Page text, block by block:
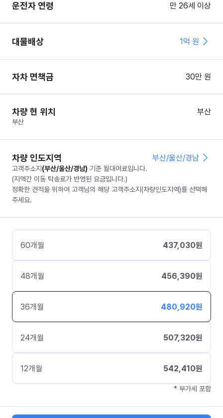
운전자 연령 만 26세 이상
대물배상 1억 원
자차 면책금 30만 원
차량 현 위치 부산
부산
차량 인도지역 부산/울산/경남
고객주소지 (부산/울산/경남) 기준 월대여료입니다.
(지역간 이동 탁송료가 반영된 요금입니다.)
정확한 견적을 위하여 고객님의 해당 고객주소지(차량인도지역)를 선택해
주세요.
60개월 437,030원
48개월 456,390원
36개월 480,920원
24개월 507,320원
12개월 542,410원
* 부가세 포함